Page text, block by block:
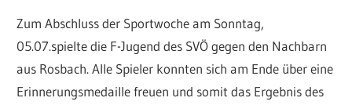
Zum Abschluss der Sportwoche am Sonntag,
05.07.spielte die F-Jugend des SVÖ gegen den Nachbarn
aus Rosbach. Alle Spieler konnten sich am Ende über eine
Erinnerungsmedaille freuen und somit das Ergebnis des